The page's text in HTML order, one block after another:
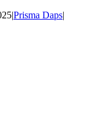
|Prisma Daps|